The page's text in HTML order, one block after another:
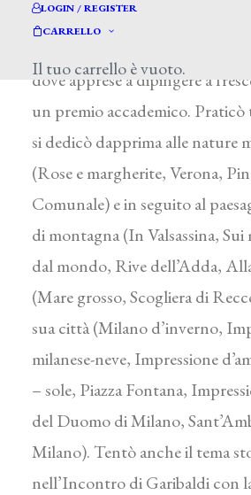
LOGIN / REGISTER
CARRELLO
Il tuo carrello è vuoto.
Milano 1870 – 1922
dove apprese a dipingere a
un premio accademico. Praticò
si dedicò dapprima alle nature
(Rose e margherite, Verona,
Comunale) e in seguito al
di montagna (In Valsassina,
dal mondo, Rive dell’Adda,
(Mare grosso, Scogliera di
sua città (Milano d’inverno,
milanese-neve, Impressione
– sole, Piazza Fontana,
del Duomo di Milano,
Milano). Tentò anche il tema
nell’Incontro di Garibaldi con